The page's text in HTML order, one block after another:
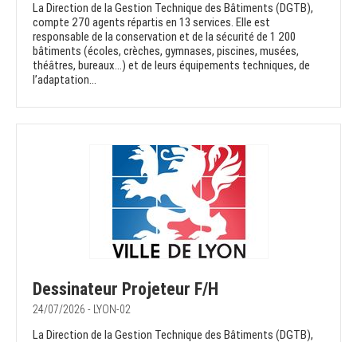
La Direction de la Gestion Technique des Bâtiments (DGTB),
compte 270 agents répartis en 13 services. Elle est
responsable de la conservation et de la sécurité de 1 200
bâtiments (écoles, crèches, gymnases, piscines, musées,
théâtres, bureaux…) et de leurs équipements techniques, de
l’adaptation...
Dessinateur Projeteur F/H
24/07/2026 - LYON-02
La Direction de la Gestion Technique des Bâtiments (DGTB),